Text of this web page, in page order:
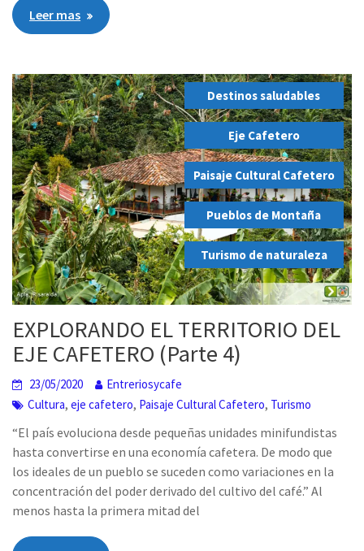
Leer mas
Destinos saludables
,
Eje Cafetero
,
Paisaje Cultural Cafetero
,
Pueblos de Montaña
,
Turismo de naturaleza
EXPLORANDO EL TERRITORIO DEL
EJE CAFETERO (Parte 4)
23/05/2020
Entreriosycafe
Cultura,eje cafetero, Paisaje Cultural Cafetero, Turismo
“El país evoluciona desde pequeñas unidades minifundistas
hasta convertirse en una economía cafetera. De modo que
los ideales de un pueblo se suceden como variaciones en la
concentración del poder derivado del cultivo del café.” Al
menos hasta la primera mitad del